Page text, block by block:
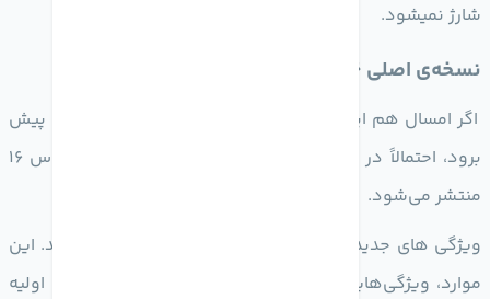
شارژ نمیشود.
نسخه‌ی اصلی ios 16 کی میاد؟
اگر امسال هم اپل مانند سال‌های گذشته طبق برنامه‌ریزی پیش
برود، احتمالاً در اواخر سپتامبر 2022 نسخه‌ی پایدار ای او اس 16
منتشر می‌شود.
ویژگی های جدید iOS 16 فعلا فقط شامل موارد بالا هستند. این
موارد، ویژگی‌هایی هستند که اپل فعلا از آن‌ها در نسخه اولیه